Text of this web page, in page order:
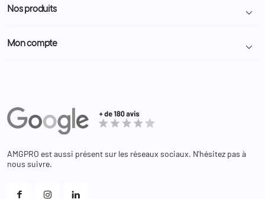
Demande de devis
Nous contacter
Programme Fidélité
Administration
Nos produits 
Police Municipale | ASVP
Equipements
Bagagerie
Mon compte 
Adresses
Bons de réduction
Et les cookies ?
AMGPRO est aussi présent sur les réseaux sociaux. N'hésitez pas à
nous suivre.